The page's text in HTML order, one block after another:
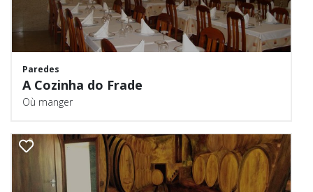
Paredes
A Cozinha do Frade
Où manger